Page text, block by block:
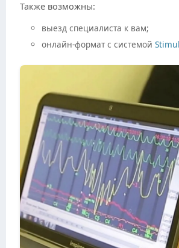
Также возможны:
выезд специалиста к вам;
онлайн-формат с системой